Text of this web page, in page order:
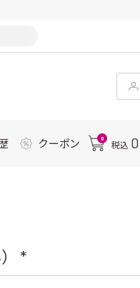
クーポン 0
税込 0
*